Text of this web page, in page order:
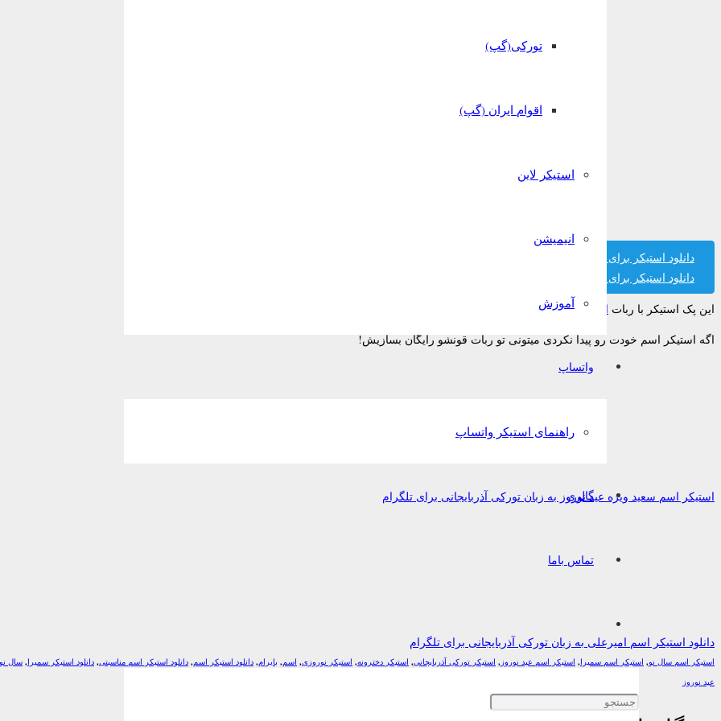
تورکی(گپ)
اقوام ایران (گپ)
استیکر لاین
انیمیشن
آموزش
واتساپ
راهنمای استیکر واتساپ
گالری
تماس باما
دانلود استیکر برای تلگرام
دانلود استیکر برای واتساپ
این پک استیکر با ربات استیکر ساز قونشو
اگه استیکر اسم خودت رو پیدا نکردی میتونی تو ربات قونشو رایگان بسازیش!
استیکر اسم سعید ویژه عید نوروز به زبان تورکی آذربایجانی برای تلگرام
دانلود استیکر اسم امیرعلی به زبان تورکی آذربایجانی برای تلگرام
استیکر اسم سال نو, استیکر اسم سمیرا, استیکر اسم عید نوروز , استیکر تورکی آذربایجانی, استیکر دخترونه, استیکر نوروزی, اسم, بایرام, دانلود استیکر اسم, دانلود استیکر اسم مناسبتی, دانلود استیکر سمیرا, سال نو
عید نوروز